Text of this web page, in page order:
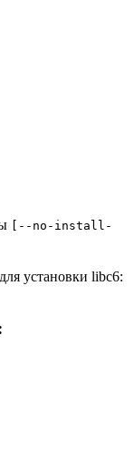
[--no-install-